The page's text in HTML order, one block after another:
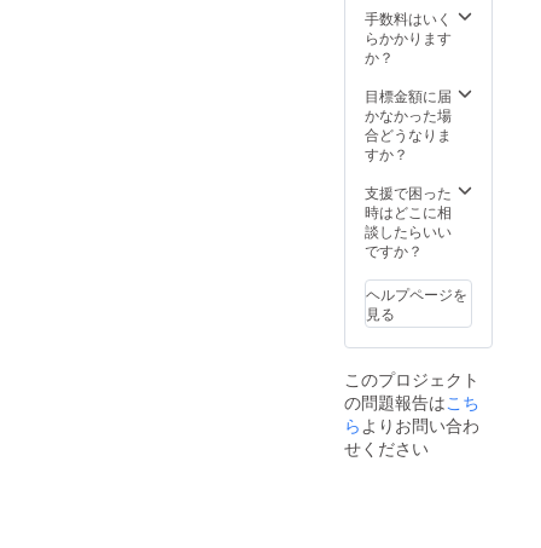
手数料はいく
らかかります
か？
目標金額に届
かなかった場
合どうなりま
すか？
支援で困った
時はどこに相
談したらいい
ですか？
ヘルプページを
見る
このプロジェクト
の問題報告はこち
ら よりお問い合わ
せください